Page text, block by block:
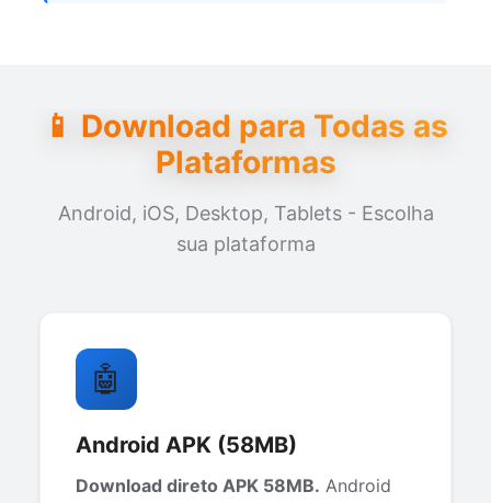
📱 Download para Todas as
Plataformas
Android, iOS, Desktop, Tablets - Escolha
sua plataforma
🤖
Android APK (58MB)
Download direto APK 58MB. Android